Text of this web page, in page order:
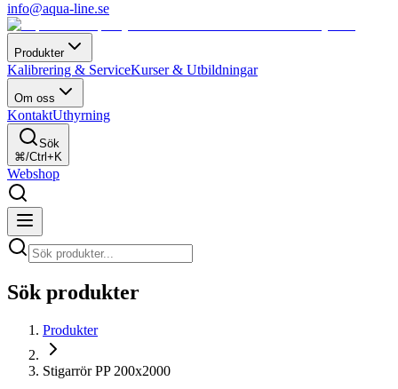
info@aqua-line.se
Produkter
Kalibrering & ServiceKurser & Utbildningar
Om oss
KontaktUthyrning
Sök
⌘/Ctrl+K
Webshop
Sök produkter
Produkter
Stigarrör PP 200x2000